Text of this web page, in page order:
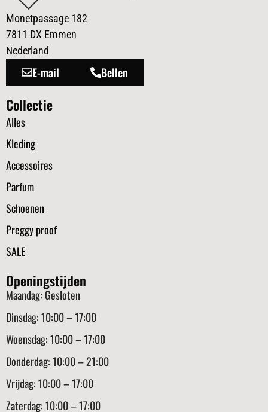
Monetpassage 182
7811 DX Emmen
Nederland
E-mail Bellen
Collectie
Alles
Kleding
Accessoires
Parfum
Schoenen
Preggy proof
SALE
Openingstijden
Maandag: Gesloten
Dinsdag: 10:00 – 17:00
Woensdag: 10:00 – 17:00
Donderdag: 10:00 – 21:00
Vrijdag: 10:00 – 17:00
Zaterdag: 10:00 – 17:00